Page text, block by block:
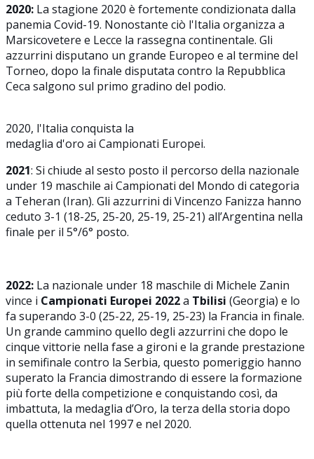
2020: La stagione 2020 è fortemente condizionata dalla
panemia Covid-19. Nonostante ciò l'Italia organizza a
Marsicovetere e Lecce la rassegna continentale. Gli
azzurrini disputano un grande Europeo e al termine del
Torneo, dopo la finale disputata contro la Repubblica
Ceca salgono sul primo gradino del podio.
2020, l'Italia conquista la
medaglia d'oro ai Campionati Europei.
2021: Si chiude al sesto posto il percorso della nazionale
under 19 maschile ai Campionati del Mondo di categoria
a Teheran (Iran). Gli azzurrini di Vincenzo Fanizza hanno
ceduto 3-1 (18-25, 25-20, 25-19, 25-21) all’Argentina nella
finale per il 5°/6° posto.
2022: La nazionale under 18 maschile di Michele Zanin
vince i Campionati Europei 2022a Tbilisi (Georgia) e lo
fa superando 3-0 (25-22, 25-19, 25-23) la Francia in finale.
Un grande cammino quello degli azzurrini che dopo le
cinque vittorie nella fase a gironi e la grande prestazione
in semifinale contro la Serbia, questo pomeriggio hanno
superato la Francia dimostrando di essere la formazione
più forte della competizione e conquistando così, da
imbattuta, la medaglia d’Oro, la terza della storia dopo
quella ottenuta nel 1997 e nel 2020.